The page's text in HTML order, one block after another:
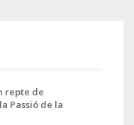
repte de
Passió de la